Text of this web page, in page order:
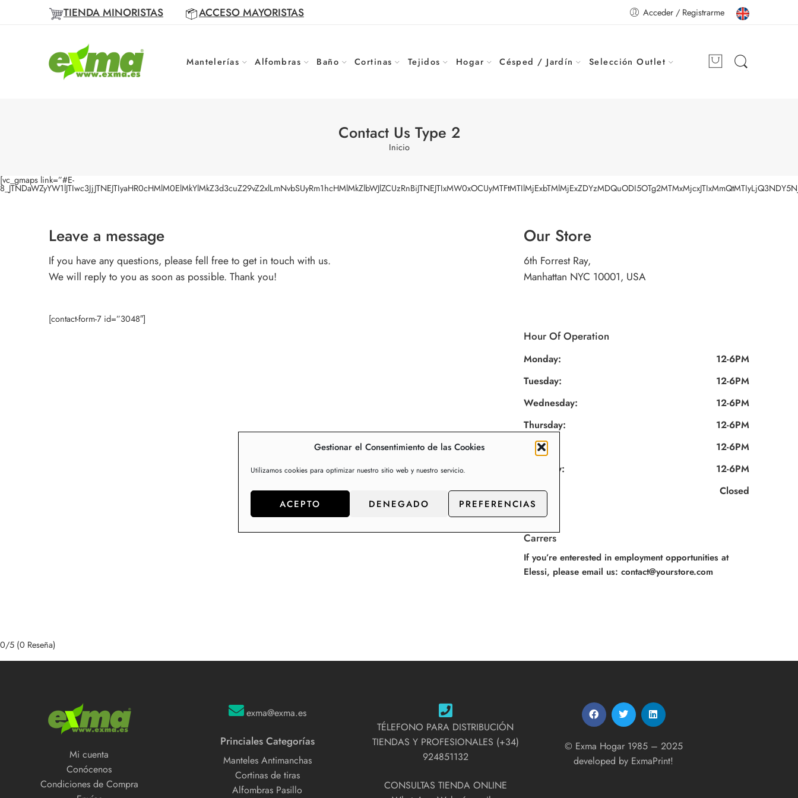
Gestionar el Consentimiento de las Cookies
Utilizamos cookies para optimizar nuestro sitio web y nuestro servicio.
ACEPTO DENEGADO PREFERENCIAS
TIENDA MINORISTAS ACCESO MAYORISTAS Acceder / Registrarme
Mantelerías Alfombras Baño Cortinas Tejidos Hogar Césped / Jardín Selección Outlet
Contact Us Type 2
Inicio
[vc_gmaps link=”#E-
Leave a message
If you have any questions, please fell free to get in touch with us.
We will reply to you as soon as possible. Thank you!
[contact-form-7 id=”3048″]
Our Store
6th Forrest Ray,
Manhattan NYC 10001, USA
Hour Of Operation
Monday:
12-6PM
Tuesday:
12-6PM
Wednesday:
12-6PM
Thursday:
12-6PM
Friday:
12-6PM
Saturday:
12-6PM
Sunday:
Closed
Carrers
If you’re enterested in employment opportunities at
Elessi, please email us: contact@yourstore.com
0/5 (0 Reseña)
Mi cuenta
Conócenos
Condiciones de Compra
exma@exma.es
Princiales Categorías
Manteles Antimanchas
Cortinas de tiras
Alfombras Pasillo
TÉLEFONO PARA DISTRIBUCIÓN
TIENDAS Y PROFESIONALES (+34)
924851132
CONSULTAS TIENDA ONLINE
© Exma Hogar 1985 – 2025
developed by ExmaPrint!